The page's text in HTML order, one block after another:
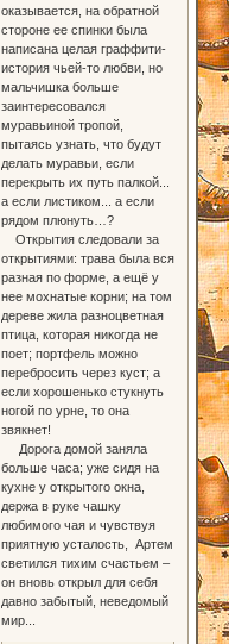
оказывается, на обратной
стороне ее спинки была
написана целая граффити-
история чьей-то любви, но
мальчишка больше
заинтересовался
муравьиной тропой,
пытаясь узнать, что будут
делать муравьи, если
перекрыть их путь палкой...
а если листиком... а если
рядом плюнуть…?
Открытия следовали за
открытиями: трава была вся
разная по форме, а ещё у
нее мохнатые корни; на том
дереве жила разноцветная
птица, которая никогда не
поет; портфель можно
перебросить через куст; а
если хорошенько стукнуть
ногой по урне, то она
звякнет!
Дорога домой заняла
больше часа; уже сидя на
кухне у открытого окна,
держа в руке чашку
любимого чая и чувствуя
приятную усталость, Артем
светился тихим счастьем –
он вновь открыл для себя
давно забытый, неведомый
мир...